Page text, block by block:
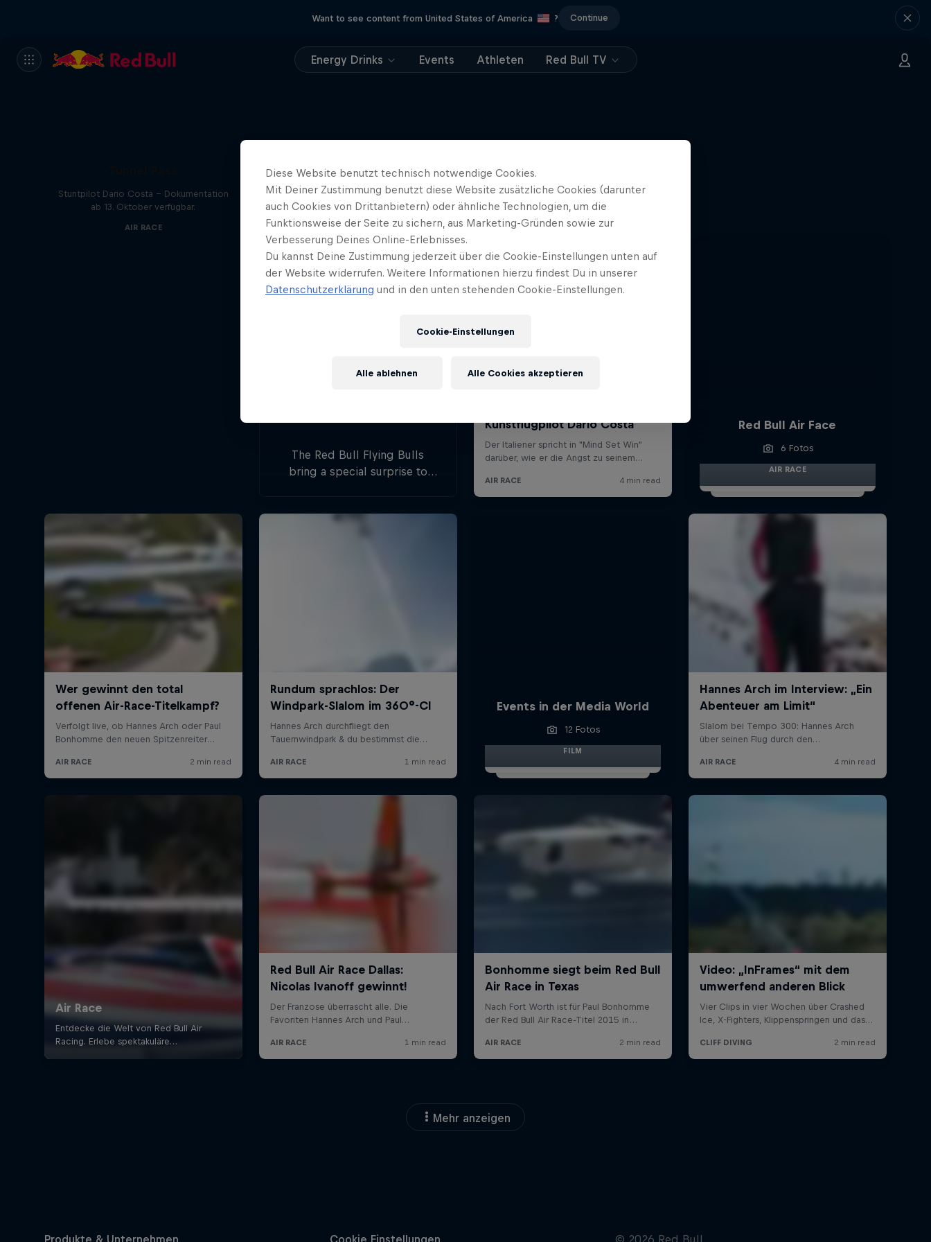
Want to see content from United States of America ? Continue
Energy Drinks Events Athleten Red Bull TV
Mehr davon
Stuntpilot Dario Costa - Dokumentation
ab 13. Oktober verfügbar.
AIR RACE
The Red Bull Flying Bulls
bring a special surprise to
Red Bull Air Face
6 Fotos
AIR RACE
Events in der Media World
12 Fotos
FILM
Mehr anzeigen
Diese Website benutzt technisch notwendige Cookies.
Mit Deiner Zustimmung benutzt diese Website zusätzliche Cookies (darunter
auch Cookies von Drittanbietern) oder ähnliche Technologien, um die
Funktionsweise der Seite zu sichern, aus Marketing-Gründen sowie zur
Verbesserung Deines Online-Erlebnisses.
Du kannst Deine Zustimmung jederzeit über die Cookie-Einstellungen unten auf
der Website widerrufen. Weitere Informationen hierzu findest Du in unserer
Datenschutzerklärung und in den unten stehenden Cookie-Einstellungen.
Cookie-Einstellungen
Alle ablehnen Alle Cookies akzeptieren